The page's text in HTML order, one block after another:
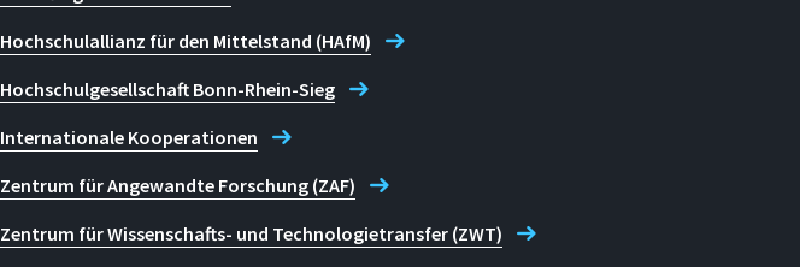
Hochschulallianz für den Mittelstand (HAfM)
Hochschulgesellschaft Bonn-Rhein-Sieg
Internationale Kooperationen
Zentrum für Angewandte Forschung (ZAF)
Zentrum für Wissenschafts- und Technologietransfer (ZWT)